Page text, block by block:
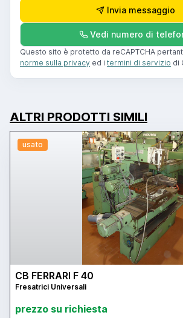
Invia messaggio
Vedi numero di
Questo sito è protetto da reCAPTCHA
norme sulla privacy ed i termini di servizio di
ALTRI PRODOTTI SIMILI
usato
CB FERRARI F 40
Fresatrici Universali
prezzo su richiesta